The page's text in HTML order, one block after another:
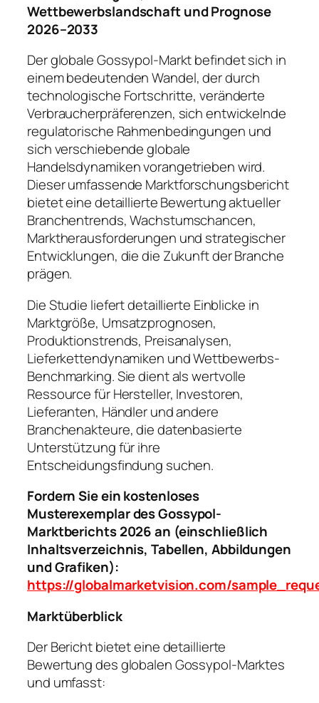
Wettbewerbslandschaft und Prognose
2026–2033
Der globale Gossypol-Markt befindet sich in
einem bedeutenden Wandel, der durch
technologische Fortschritte, veränderte
Verbraucherpräferenzen, sich entwickelnde
regulatorische Rahmenbedingungen und
sich verschiebende globale
Handelsdynamiken vorangetrieben wird.
Dieser umfassende Marktforschungsbericht
bietet eine detaillierte Bewertung aktueller
Branchentrends, Wachstumschancen,
Marktherausforderungen und strategischer
Entwicklungen, die die Zukunft der Branche
prägen.
Die Studie liefert detaillierte Einblicke in
Marktgröße, Umsatzprognosen,
Produktionstrends, Preisanalysen,
Lieferkettendynamiken und Wettbewerbs-
Benchmarking. Sie dient als wertvolle
Ressource für Hersteller, Investoren,
Lieferanten, Händler und andere
Branchenakteure, die datenbasierte
Unterstützung für ihre
Entscheidungsfindung suchen.
Fordern Sie ein kostenloses
Musterexemplar des Gossypol-
Marktberichts 2026 an (einschließlich
Inhaltsverzeichnis, Tabellen, Abbildungen
und Grafiken):
https://globalmarketvision.com/
Marktüberblick
Der Bericht bietet eine detaillierte
Bewertung des globalen Gossypol-Marktes
und umfasst: